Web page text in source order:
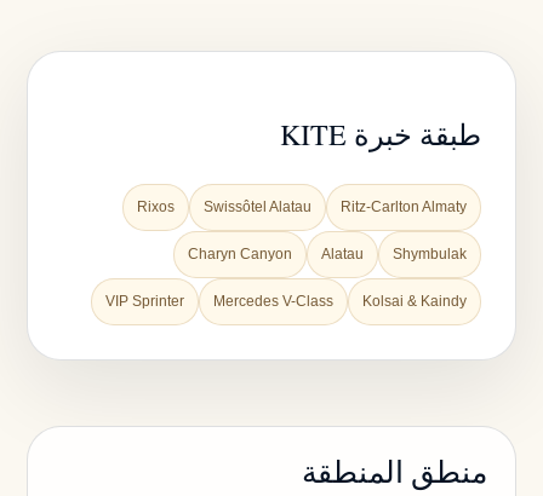
طبقة خبرة KITE
Ritz-Carlton Almaty
Swissôtel Alatau
Rixos
Shymbulak
Alatau
Charyn Canyon
Kolsai & Kaindy
Mercedes V-Class
VIP Sprinter
منطق المنطقة